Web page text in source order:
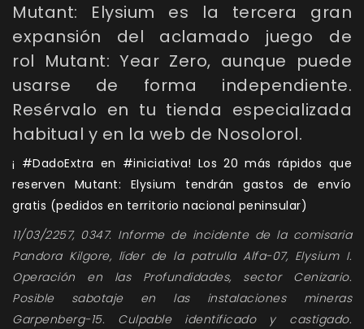
Mutant: Elysium es la tercera gran
expansión del aclamado juego de
rol Mutant: Year Zero, aunque puede
usarse de forma independiente.
Resérvalo en tu tienda especializada
habitual y en la web de Nosolorol.
¡ #DadoExtra en #iniciativa! Los 20 más rápidos que
reserven Mutant: Elysium tendrán gastos de envío
gratis (pedidos en territorio nacional peninsular)
11/03/2257, 0347. Informe de incidente de la comisaria
Pandora Kilgore, líder de la patrulla Alfa-07, Elysium I.
Operación en las Profundidades, sector Cenizario.
Posible sabotaje en las instalaciones mineras
Garpenberg-15. Culpable identificado y castigado.